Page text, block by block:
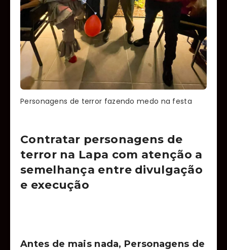
Personagens de terror fazendo medo na festa
Contratar personagens de
terror na Lapa com atenção a
semelhança entre divulgação
e execução
Antes de mais nada, Personagens de